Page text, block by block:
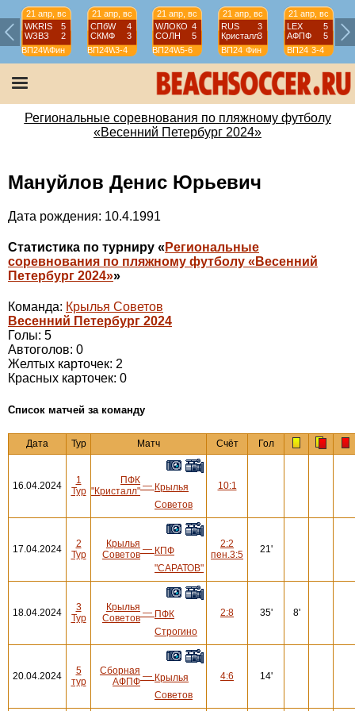
21 апр, вс
WKRIS
5
WЗВЗ
2
ВП24WФин
21 апр, вс
СПбW
4
СКМФ
3
ВП24W3-4
21 апр, вс
WЛОКО 4
СОЛН
5
ВП24W5-6
21 апр, вс
RUS
3
Кристалл3
ВП24 Фин
21 апр, вс
LEX
5
АФПФ
5
ВП24 3-4
Региональные соревнования по пляжному футболу
«Весенний Петербург 2024»
Мануйлов Денис Юрьевич
Дата рождения: 10.4.1991
Статистика по турниру « Региональные
соревнования по пляжному футболу «Весенний
Петербург 2024»»
Команда: Крылья Советов
Весенний Петербург 2024
Голы: 5
Автоголов: 0
Желтых карточек: 2
Красных карточек: 0
Cписок матчей за команду
Дата Тур Матч Счёт Гол
16.04.2024
1
Тур
ПФК
"Кристалл" — Крылья
Советов
10:1
17.04.2024
2
Тур
Крылья
Советов — КПФ
"САРАТОВ"
2:2
пен.3:5
21'
18.04.2024
3
Тур
Крылья
Советов — ПФК
Строгино
2:8 35' 8'
20.04.2024
5
тур
Сборная
АФПФ — Крылья
Советов
4:6 14'